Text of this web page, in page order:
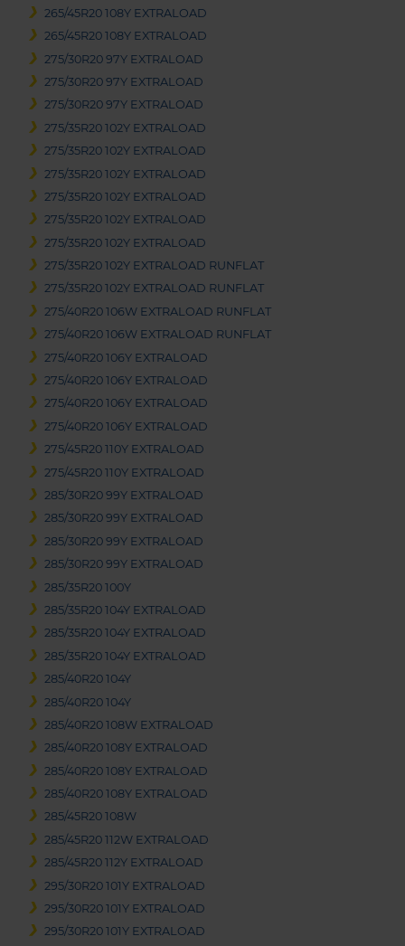
265/45R20 108Y EXTRALOAD
265/45R20 108Y EXTRALOAD
275/30R20 97Y EXTRALOAD
275/30R20 97Y EXTRALOAD
275/30R20 97Y EXTRALOAD
275/35R20 102Y EXTRALOAD
275/35R20 102Y EXTRALOAD
275/35R20 102Y EXTRALOAD
275/35R20 102Y EXTRALOAD
275/35R20 102Y EXTRALOAD
275/35R20 102Y EXTRALOAD
275/35R20 102Y EXTRALOAD RUNFLAT
275/35R20 102Y EXTRALOAD RUNFLAT
275/40R20 106W EXTRALOAD RUNFLAT
275/40R20 106W EXTRALOAD RUNFLAT
275/40R20 106Y EXTRALOAD
275/40R20 106Y EXTRALOAD
275/40R20 106Y EXTRALOAD
275/40R20 106Y EXTRALOAD
275/45R20 110Y EXTRALOAD
275/45R20 110Y EXTRALOAD
285/30R20 99Y EXTRALOAD
285/30R20 99Y EXTRALOAD
285/30R20 99Y EXTRALOAD
285/30R20 99Y EXTRALOAD
285/35R20 100Y
285/35R20 104Y EXTRALOAD
285/35R20 104Y EXTRALOAD
285/35R20 104Y EXTRALOAD
285/40R20 104Y
285/40R20 104Y
285/40R20 108W EXTRALOAD
285/40R20 108Y EXTRALOAD
285/40R20 108Y EXTRALOAD
285/40R20 108Y EXTRALOAD
285/45R20 108W
285/45R20 112W EXTRALOAD
285/45R20 112Y EXTRALOAD
295/30R20 101Y EXTRALOAD
295/30R20 101Y EXTRALOAD
295/30R20 101Y EXTRALOAD